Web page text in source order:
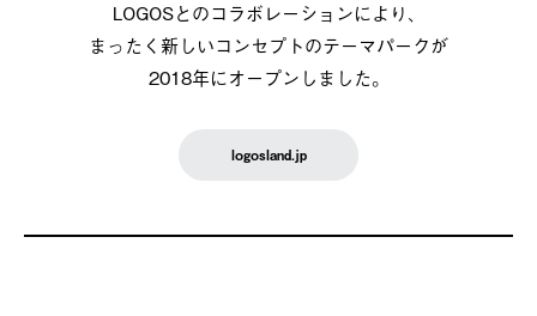
LOGOSとのコラボレーションにより、
まったく新しいコンセプトのテーマパークが
2018年にオープンしました。
logosland.jp